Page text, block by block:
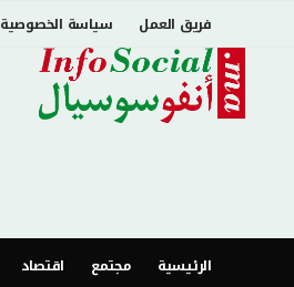
فريق العمل سياسة الخصوصية
الرئيسية مجتمع اقتصاد